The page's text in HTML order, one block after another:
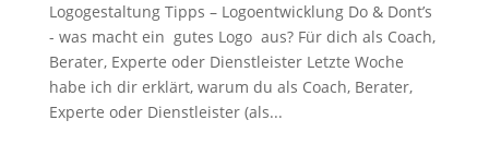
Logogestaltung Tipps – Logoentwicklung Do & Dont’s
- was macht ein gutes Logo aus? Für dich als Coach,
Berater, Experte oder Dienstleister Letzte Woche
habe ich dir erklärt, warum du als Coach, Berater,
Experte oder Dienstleister (als...